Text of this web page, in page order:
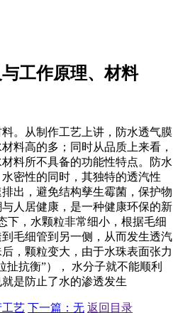
工作原理、材料
。从制作工艺上讲，防水透气膜
料高的多；同时从品质上来看，
料所不具备的功能性特点。防水
密性的同时，其独特的透汽性
出，避免结构孳生霉菌，保护物
人居健康，是一种健康环保的新
下，水颗粒非常细小，根据毛细
毛细管到另一侧，从而发生透汽
，颗粒变大，由于水珠表面张力
扯抗衡”）， 水分子就不能顺利
是防止了水的渗透发生
工艺 下一篇： 无 返回目录